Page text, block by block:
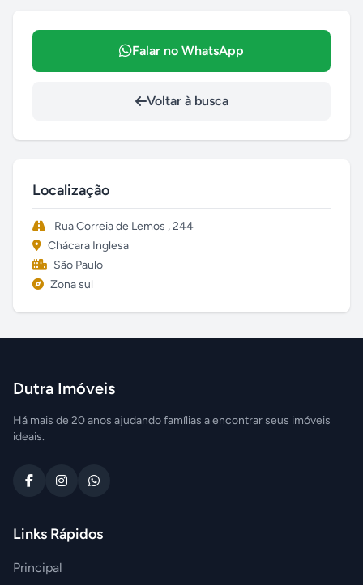
Falar no WhatsApp
Voltar à busca
Localização
Rua Correia de Lemos , 244
Chácara Inglesa
São Paulo
Zona sul
Dutra Imóveis
Há mais de 20 anos ajudando famílias a encontrar seus imóveis
ideais.
Links Rápidos
Principal